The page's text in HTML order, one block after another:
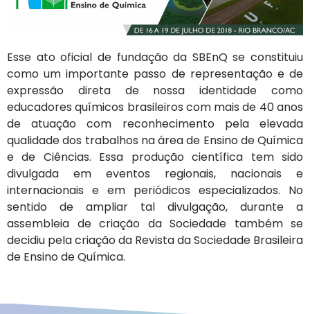
Esse ato oficial de fundação da SBEnQ se constituiu
como um importante passo de representação e de
expressão direta de nossa identidade como
educadores químicos brasileiros com mais de 40 anos
de atuação com reconhecimento pela elevada
qualidade dos trabalhos na área de Ensino de Química
e de Ciências. Essa produção científica tem sido
divulgada em eventos regionais, nacionais e
internacionais e em periódicos especializados. No
sentido de ampliar tal divulgação, durante a
assembleia de criação da Sociedade também se
decidiu pela criação da Revista da Sociedade Brasileira
de Ensino de Química.